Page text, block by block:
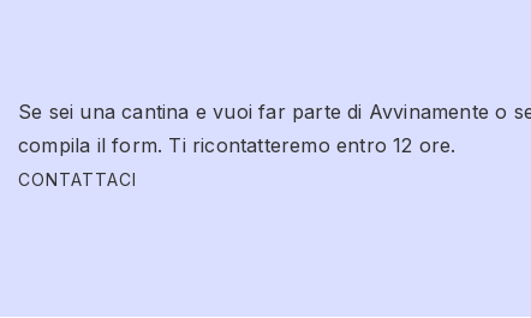
Se sei una cantina e vuoi far parte di Avvinamente o
compila il form. Ti ricontatteremo entro 12 ore.
CONTATTACI